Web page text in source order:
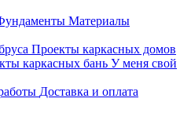
Материалы
Проекты каркасных домов
каркасных бань У меня свой
Доставка и оплата